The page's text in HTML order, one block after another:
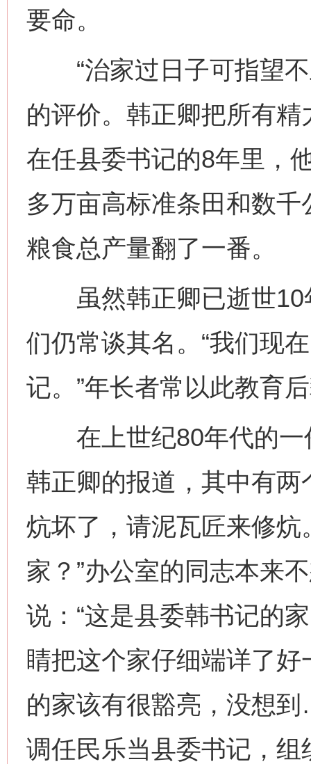
要命。
“治家过日子可指望不
的评价。韩正卿把所有精
在任县委书记的8年里，
多万亩高标准条田和数
粮食总产量翻了一番。
虽然韩正卿已逝世10
们仍常谈其名。“我们现
记。”年长者常以此教育
在上世纪80年代的一
韩正卿的报道，其中有
炕坏了，请泥瓦匠来修炕
家？”办公室的同志本来
说：“这是县委韩书记的
睛把这个家仔细端详了
的家该有很豁亮，没想
调任民乐当县委书记，